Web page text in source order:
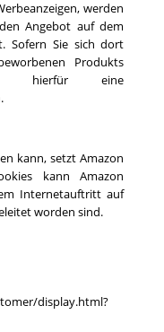
werden
Angebot auf dem
Sofern Sie sich dort
Produkts
hierfür eine
kann, setzt Amazon
kann Amazon
Internetauftritt auf
worden sind.
display.html?